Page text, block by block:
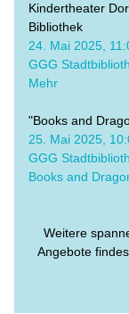
Kindertheater
Bibliothek
24. Mai 2025,
​GGG
Mehr
"Books and
​25. Mai 2025,
GGG
Books and
Weitere
Angebote